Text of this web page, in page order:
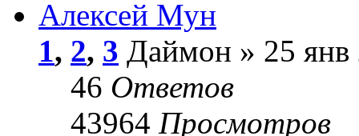
Алексей Мун
1, 2, 3 Даймон » 25 янв
46 Ответов
43964 Просмотров